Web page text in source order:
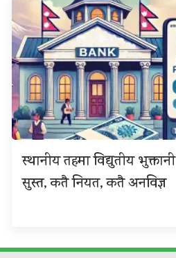
स्थानीय तहमा विद्युतीय भुक्तानी
सुस्त, कतै नियत, कतै अनविज्ञ